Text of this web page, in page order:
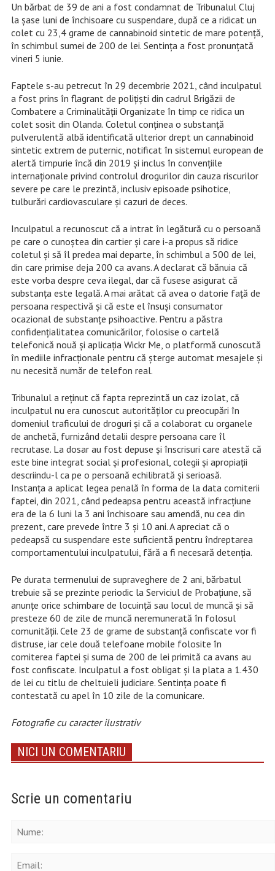
Un bărbat de 39 de ani a fost condamnat de Tribunalul Cluj
la șase luni de închisoare cu suspendare, după ce a ridicat un
colet cu 23,4 grame de cannabinoid sintetic de mare potență,
în schimbul sumei de 200 de lei. Sentința a fost pronunțată
vineri 5 iunie.
Faptele s-au petrecut în 29 decembrie 2021, când inculpatul
a fost prins în flagrant de polițiști din cadrul Brigăzii de
Combatere a Criminalității Organizate în timp ce ridica un
colet sosit din Olanda. Coletul conținea o substanță
pulverulentă albă identificată ulterior drept un cannabinoid
sintetic extrem de puternic, notificat în sistemul european de
alertă timpurie încă din 2019 și inclus în convențiile
internaționale privind controlul drogurilor din cauza riscurilor
severe pe care le prezintă, inclusiv episoade psihotice,
tulburări cardiovasculare și cazuri de deces.
Inculpatul a recunoscut că a intrat în legătură cu o persoană
pe care o cunoștea din cartier și care i-a propus să ridice
coletul și să îl predea mai departe, în schimbul a 500 de lei,
din care primise deja 200 ca avans. A declarat că bănuia că
este vorba despre ceva ilegal, dar că fusese asigurat că
substanța este legală. A mai arătat că avea o datorie față de
persoana respectivă și că este el însuși consumator
ocazional de substanțe psihoactive. Pentru a păstra
confidențialitatea comunicărilor, folosise o cartelă
telefonică nouă și aplicația Wickr Me, o platformă cunoscută
în mediile infracționale pentru că șterge automat mesajele și
nu necesită număr de telefon real.
Tribunalul a reținut că fapta reprezintă un caz izolat, că
inculpatul nu era cunoscut autorităților cu preocupări în
domeniul traficului de droguri și că a colaborat cu organele
de anchetă, furnizând detalii despre persoana care îl
recrutase. La dosar au fost depuse și înscrisuri care atestă că
este bine integrat social și profesional, colegii și apropiații
descriindu-l ca pe o persoană echilibrată și serioasă.
Instanța a aplicat legea penală în forma de la data comiterii
faptei, din 2021, când pedeapsa pentru această infracțiune
era de la 6 luni la 3 ani închisoare sau amendă, nu cea din
prezent, care prevede între 3 și 10 ani. A apreciat că o
pedeapsă cu suspendare este suficientă pentru îndreptarea
comportamentului inculpatului, fără a fi necesară detenția.
Pe durata termenului de supraveghere de 2 ani, bărbatul
trebuie să se prezinte periodic la Serviciul de Probațiune, să
anunțe orice schimbare de locuință sau locul de muncă și să
presteze 60 de zile de muncă neremunerată în folosul
comunității. Cele 23 de grame de substanță confiscate vor fi
distruse, iar cele două telefoane mobile folosite în
comiterea faptei și suma de 200 de lei primită ca avans au
fost confiscate. Inculpatul a fost obligat și la plata a 1.430
de lei cu titlu de cheltuieli judiciare. Sentința poate fi
contestată cu apel în 10 zile de la comunicare.
Fotografie cu caracter ilustrativ
NICI UN COMENTARIU
Scrie un comentariu